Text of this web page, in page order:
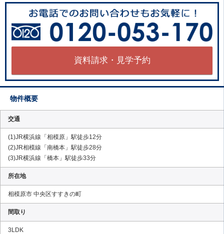
資料請求・見学予約
物件概要
交通
(1)JR横浜線「相模原」駅徒歩12分
(2)JR相模線「南橋本」駅徒歩28分
(3)JR横浜線「橋本」駅徒歩33分
所在地
相模原市 中央区すすきの町
間取り
3LDK